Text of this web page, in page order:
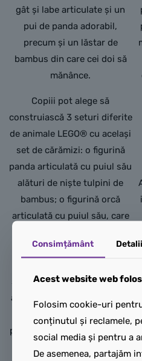
gât și labe articulate și un
pui de panda adorabil,
precum și un lăstar de
bambus din care cei doi să
mănânce.
Copiii pot alege să
construiască 3 seturi diferite
de animale LEGO® cu același
set de cărămizi: o figurină
panda articulată cu puiul său
alături de niște tulpini de
bambus; o figurină orcă
articulată cu puiul său, care
suporturi transparente; sau
său pe un strat de gheață și
apă. Toate cele 3 scene sunt
pentru copii, fiind concepute
Consimțământ Detalii
Acest website web
Folosim cookie-uri
conținutul și reclamele,
social media și pentru a
De asemenea, partajăm